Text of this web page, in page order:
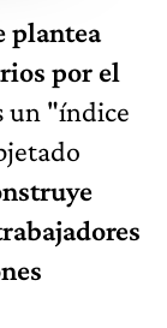
plantea
por el
un "índice